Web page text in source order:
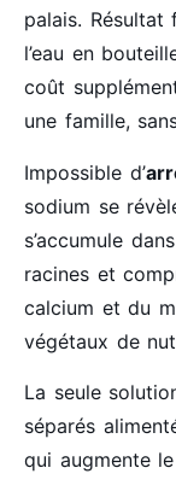
palais.
l’eau en
coût
une famille,
Impossible d’
sodium se
s’accumule
racines et
calcium et du
végétaux de
La seule
séparés
qui augmente